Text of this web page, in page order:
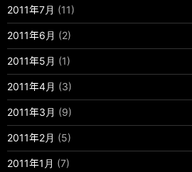
2011年7月 (11)
2011年6月 (2)
2011年5月 (1)
2011年4月 (3)
2011年3月 (9)
2011年2月 (5)
2011年1月 (7)